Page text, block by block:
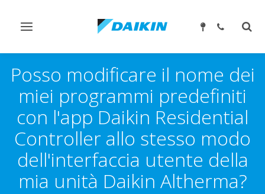
Attiva/disattiva
Posso modificare il nome dei
miei programmi predefiniti
con l'app Daikin Residential
Controller allo stesso modo
dell'interfaccia utente della
mia unità Daikin Altherma?